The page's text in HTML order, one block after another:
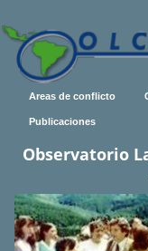
Areas de conflicto
Publicaciones
Observatorio